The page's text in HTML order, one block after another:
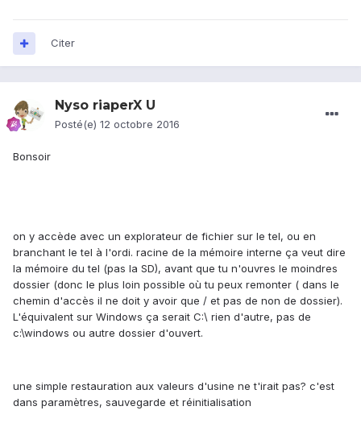
Citer
Nyso riaperX U
Posté(e) 12 octobre 2016
Bonsoir
on y accède avec un explorateur de fichier sur le tel, ou en
branchant le tel à l'ordi. racine de la mémoire interne ça veut dire
la mémoire du tel (pas la SD), avant que tu n'ouvres le moindres
dossier (donc le plus loin possible où tu peux remonter ( dans le
chemin d'accès il ne doit y avoir que / et pas de non de dossier).
L'équivalent sur Windows ça serait C:\ rien d'autre, pas de
c:\windows ou autre dossier d'ouvert.
une simple restauration aux valeurs d'usine ne t'irait pas? c'est
dans paramètres, sauvegarde et réinitialisation